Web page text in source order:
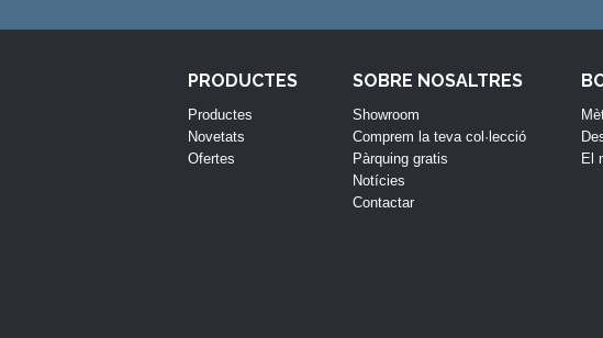
PRODUCTES
Productes
Novetats
Ofertes
SOBRE NOSALTRES
Showroom
Comprem la teva col·lecció
Pàrquing gratis
Notícies
Contactar
El